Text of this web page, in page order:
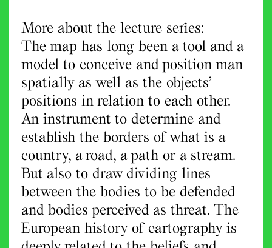
More about the lecture series:
The map has long been a tool and a
model to conceive and position man
spatially as well as the objects’
positions in relation to each other.
An instrument to determine and
establish the borders of what is a
country, a road, a path or a stream.
But also to draw dividing lines
between the bodies to be defended
and bodies perceived as threat. The
European history of cartography is